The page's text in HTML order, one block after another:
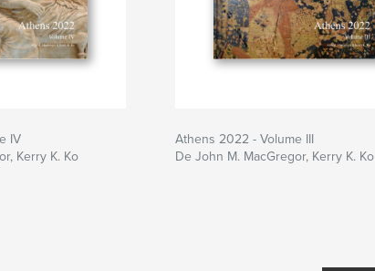
IV
Kerry K. Ko
Athens 2022 - Volume III
De John M. MacGregor, Kerry K. Ko